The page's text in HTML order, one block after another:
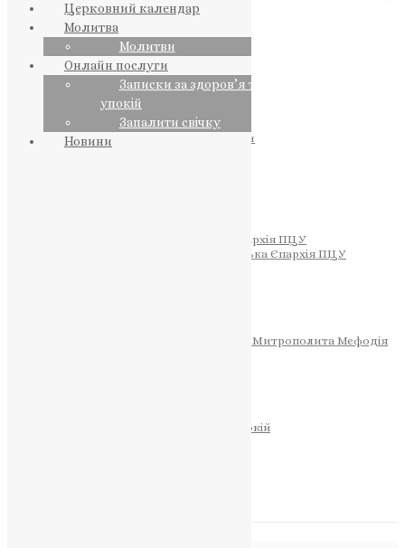
ПРЕДСТОЯТЕЛЬ
Православна Церква України
Тернопільсько-Бучацька Єпархія ПЦУ
Тернопільсько-Теребовлянська Єпархія ПЦУ
Фонд Пам’яті Блаженнішого Митрополита Мефодія
Записки за здоров’я та за упокій
Церковний календар
Молитва
Молитви
Онлайн послуги
Записки за здоров’я та за
упокій
Запалити свічку
Новини